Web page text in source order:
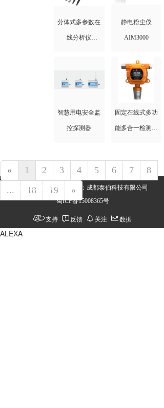
分体式多参数在
线分析仪
静电粉尘仪
AIM3000
智慧用电安全监
控探测器
固定在线式多功
能多合一检测仪
« 1 2 3 4 5 6 7
8
...
18 19 »
Copyright2021  版权所有：成都泰伯科技有限公司
蜀ICP备15008365号
支持 反馈 关注 数据
ALEXA